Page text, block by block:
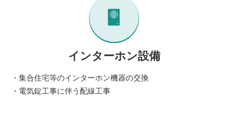
インターホン設備
・集合住宅等のインターホン機器の交換
・電気錠工事に伴う配線工事